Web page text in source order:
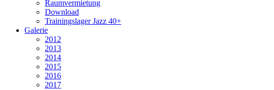
Raumvermietung
Download
Trainingslager Jazz 40+
Galerie
2012
2013
2014
2015
2016
2017